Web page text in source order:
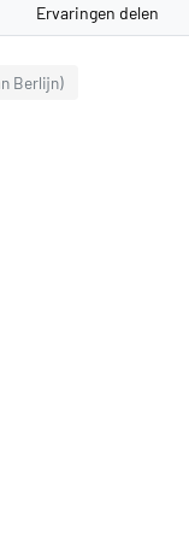
Ervaringen delen
Berlijn)